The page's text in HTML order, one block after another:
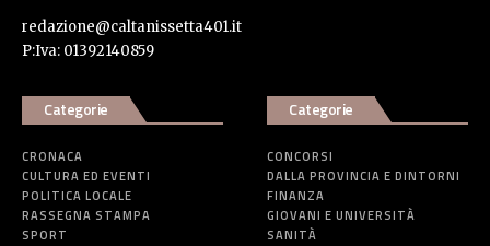
redazione@caltanissetta401.it
P:Iva: 01392140859
Categorie
CRONACA
CULTURA ED EVENTI
POLITICA LOCALE
RASSEGNA STAMPA
SPORT
Categorie
CONCORSI
DALLA PROVINCIA E DINTORNI
FINANZA
GIOVANI E UNIVERSITÀ
SANITÀ